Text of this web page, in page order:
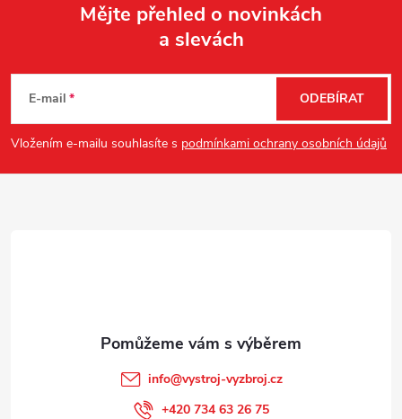
p
a
Mějte přehled o novinkách
a slevách
E-mail
Vložením e-mailu souhlasíte s podmínkami ochrany osobních údajů
ODEBÍRAT
info@vystroj-vyzbroj.cz
+420 734 63 26 75